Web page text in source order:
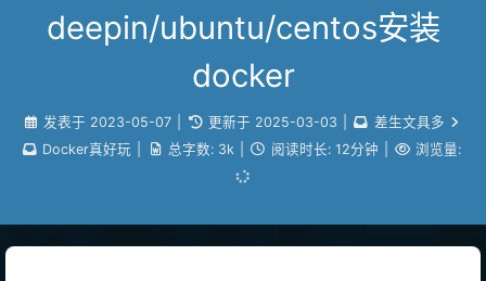
deepin/ubuntu/centos安装
docker
发表于 2023-05-07 更新于 2025-03-03
差生文具多
Docker真好玩
总字数: 3k 阅读时长: 12分钟 浏览量: